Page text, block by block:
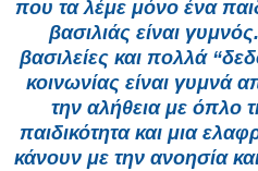
που τα λέμε μόνο ένα
βασιλιάς είναι
βασιλείες και πολλά
κοινωνίας είναι γυμνά
την αλήθεια με όπλο
παιδικότητα και μια
κάνουν με την ανοησία